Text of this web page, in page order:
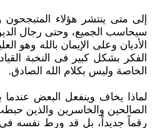
إلى متى ينتشر هؤلاء
سيحاسب الجميع، وحتى رجال
الأديان وعلى الإيمان بالله
الفكر بشكل كبير فى النخبة
الخاصة وليس بكلام الله الصادق.‏
لماذا يخاف وينفعل البعض
الصالحين والخاسرين والذين
رقماً جديداً، بل قد ورط نفسه ‏فى